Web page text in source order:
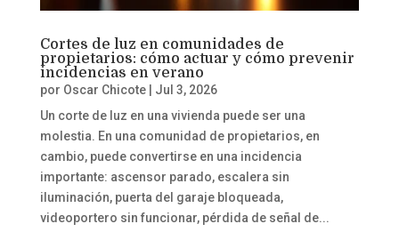
Cortes de luz en comunidades de
propietarios: cómo actuar y cómo prevenir
incidencias en verano
por Oscar Chicote| Jul 3, 2026
Un corte de luz en una vivienda puede ser una
molestia. En una comunidad de propietarios, en
cambio, puede convertirse en una incidencia
importante: ascensor parado, escalera sin
iluminación, puerta del garaje bloqueada,
videoportero sin funcionar, pérdida de señal de...